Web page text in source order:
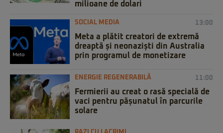
milioane de dolari
SOCIAL MEDIA 13:00
Meta a plătit creatori de extremă
dreaptă și neonaziști din Australia
prin programul de monetizare
ENERGIE REGENERABILĂ 11:00
Fermierii au creat o rasă specială de
vaci pentru pășunatul în parcurile
solare